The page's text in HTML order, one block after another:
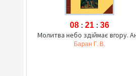
08 : 21 : 35
Молитва небо здіймає вгору.
Баран Г. В.